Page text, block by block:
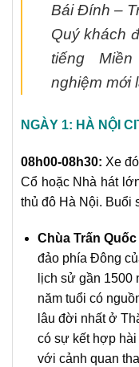
Bái Đính –
Quý khách
tiếng
nghiệm mới
NGÀY 1: HÀ NỘI
08h00-08h30: Xe
Cổ hoặc Nhà hát
thủ đô Hà Nội. Buổi
Chùa Trấn Quốc
đảo phía Đông
lịch sử gần 1500
năm tuổi có
lâu đời nhất ở
có sự kết hợp
với cảnh quan